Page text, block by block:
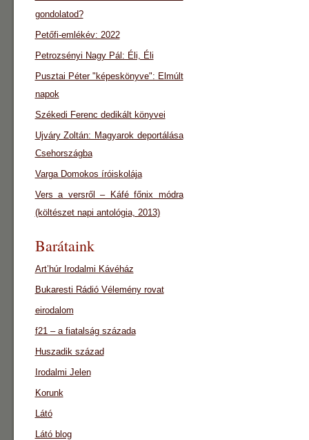
gondolatod?
Petőfi-emlékév: 2022
Petrozsényi Nagy Pál: Éli, Éli
Pusztai Péter "képeskönyve": Elmúlt
napok
Székedi Ferenc dedikált könyvei
Ujváry Zoltán: Magyarok deportálása
Csehországba
Varga Domokos íróiskolája
Vers a versről – Káfé főnix módra
(költészet napi antológia, 2013)
Barátaink
Art’húr Irodalmi Kávéház
Bukaresti Rádió Vélemény rovat
eirodalom
f21 – a fiatalság százada
Huszadik század
Irodalmi Jelen
Korunk
Látó
Látó blog